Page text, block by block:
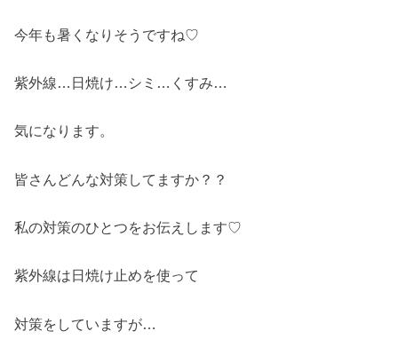
今年も暑くなりそうですね♡
紫外線…日焼け…シミ…くすみ…
気になります。
皆さんどんな対策してますか？？
私の対策のひとつをお伝えします♡
紫外線は日焼け止めを使って
対策をしていますが…